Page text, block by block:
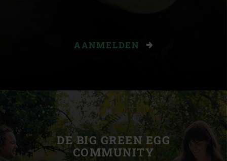
AANMELDEN
DE BIG GREEN EGG
COMMUNITY